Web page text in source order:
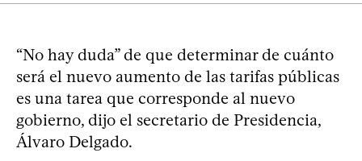
“No hay duda” de que determinar de cuánto
será el nuevo aumento de las tarifas públicas
es una tarea que corresponde al nuevo
gobierno, dijo el secretario de Presidencia,
Álvaro Delgado.